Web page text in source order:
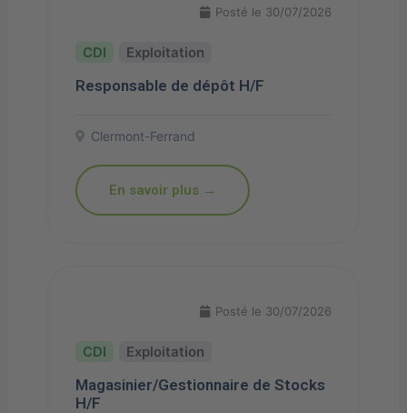
Posté le 30/07/2026
Exploitation
Responsable de dépôt H/F
Clermont-Ferrand
En savoir plus →
Posté le 30/07/2026
Exploitation
Magasinier/Gestionnaire de Stocks
H/F